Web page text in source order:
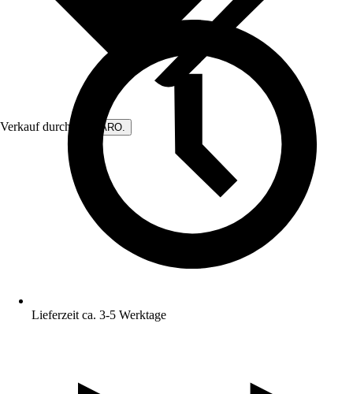
Verkauf durch: DIWARO.
Lieferzeit ca. 3-5 Werktage